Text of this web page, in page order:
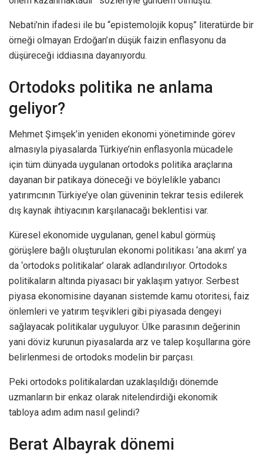
Nebati’nin ifadesi ile bu “epistemolojik kopuş” literatürde bir
örneği olmayan Erdoğan’ın düşük faizin enflasyonu da
düşüreceği iddiasına dayanıyordu.
Ortodoks politika ne anlama
geliyor?
Mehmet Şimşek’in yeniden ekonomi yönetiminde görev
almasıyla piyasalarda Türkiye’nin enflasyonla mücadele
için tüm dünyada uygulanan ortodoks politika araçlarına
dayanan bir patikaya döneceği ve böylelikle yabancı
yatırımcının Türkiye’ye olan güveninin tekrar tesis edilerek
dış kaynak ihtiyacının karşılanacağı beklentisi var.
Küresel ekonomide uygulanan, genel kabul görmüş
görüşlere bağlı oluşturulan ekonomi politikası ‘ana akım’ ya
da ‘ortodoks politikalar’ olarak adlandırılıyor. Ortodoks
politikaların altında piyasacı bir yaklaşım yatıyor. Serbest
piyasa ekonomisine dayanan sistemde kamu otoritesi, faiz
önlemleri ve yatırım teşvikleri gibi piyasada dengeyi
sağlayacak politikalar uyguluyor. Ülke parasının değerinin
yani döviz kurunun piyasalarda arz ve talep koşullarına göre
belirlenmesi de ortodoks modelin bir parçası.
Peki ortodoks politikalardan uzaklaşıldığı dönemde
uzmanların bir enkaz olarak nitelendirdiği ekonomik
tabloya adım adım nasıl gelindi?
Berat Albayrak dönemi